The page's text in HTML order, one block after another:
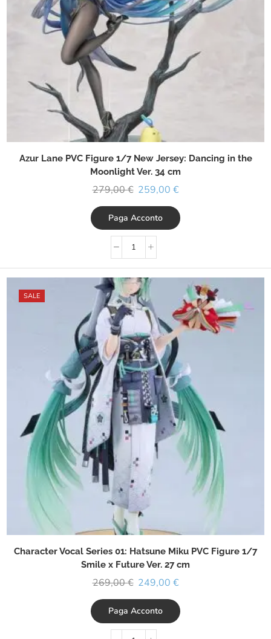
Azur Lane PVC Figure 1/7 New Jersey: Dancing in the
Moonlight Ver. 34 cm
279,00€ 259,00 €
Paga Acconto
SALE
Character Vocal Series 01: Hatsune Miku PVC Figure 1/7
Smile x Future Ver. 27 cm
269,00€ 249,00 €
Paga Acconto